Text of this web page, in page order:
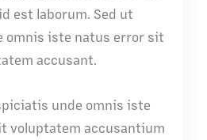
est laborum. Sed ut
omnis iste natus error sit
accusant.
unde omnis iste
voluptatem accusantium